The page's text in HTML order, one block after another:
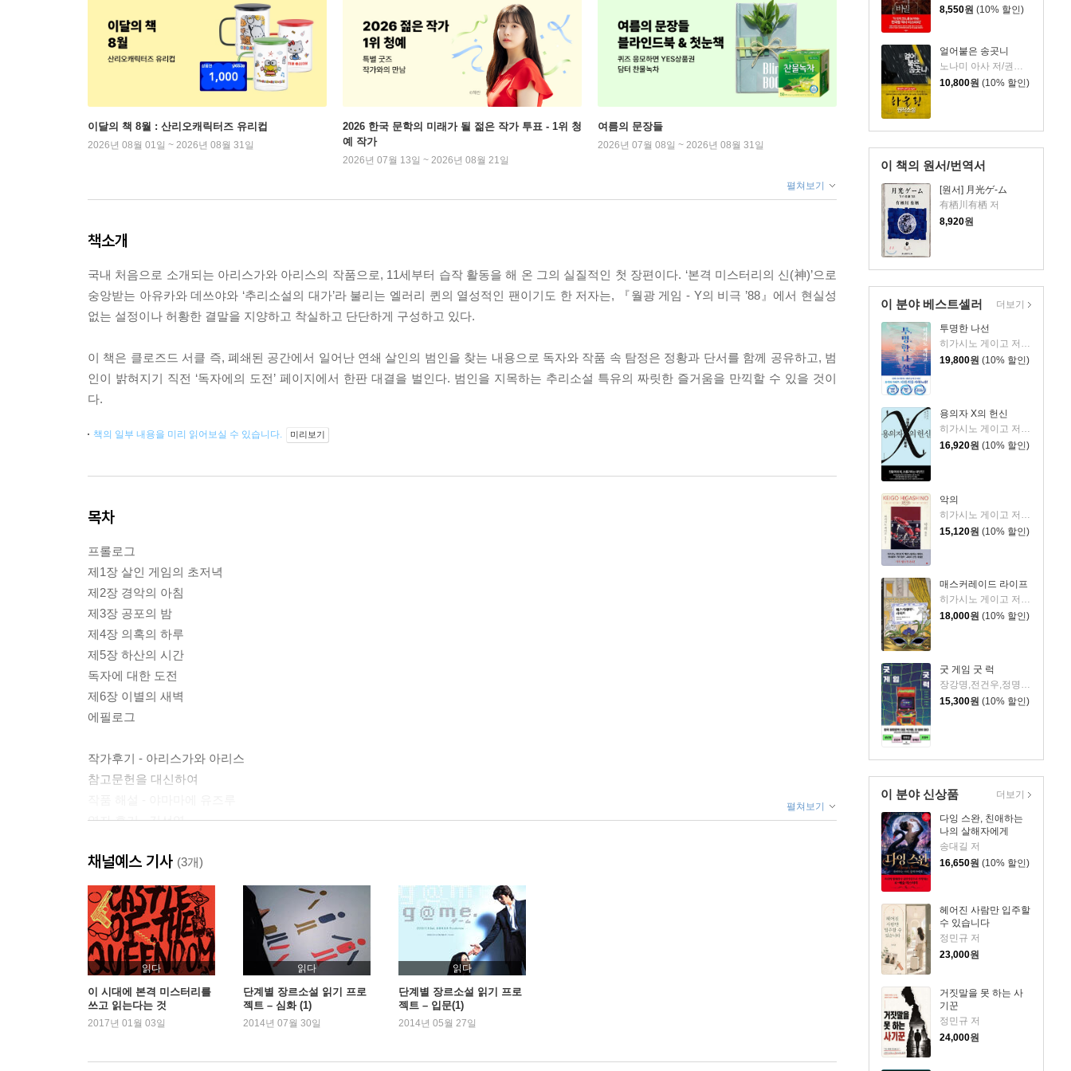
8,550원 (10% 할인)
얼어붙은 송곳니
노나미 아사 저/권영주 역
10,800원 (10% 할인)
이 책의 원서/번역서
[원서] 月光ゲ-ム
有栖川有栖 저
8,920원
이 분야 베스트셀러
투명한 나선
19,800원 (10% 할인)
용의자 X의 헌신
히가시노 게이고 저/양억관 역
16,920원 (10% 할인)
악의
15,120원 (10% 할인)
매스커레이드 라이프
히가시노 게이고 저/김은모 역
18,000원 (10% 할인)
굿 게임 굿 럭
15,300원 (10% 할인)
더보기
이 분야 신상품
다잉 스완, 친애하는
나의 살해자에게
송대길 저
16,650원 (10% 할인)
헤어진 사람만 입주할
수 있습니다
정민규 저
23,000원
거짓말을 못 하는 사
기꾼
정민규 저
24,000원
더보기
이달의 책 8월 : 산리오캐릭터즈 유리컵
2026년 08월 01일 ~ 2026년 08월 31일
2026 한국 문학의 미래가 될 젊은 작가 투표 - 1위 청
예 작가
2026년 07월 13일 ~ 2026년 08월 21일
여름의 문장들
2026년 07월 08일 ~ 2026년 08월 31일
펼쳐보기
책소개
국내 처음으로 소개되는 아리스가와 아리스의 작품으로, 11세부터 습작 활동을 해 온 그의 실질적인 첫 장편이다. ‘본격 미스터리의 신(神)’으로
숭앙받는 아유카와 데쓰야와 ‘추리소설의 대가’라 불리는 엘러리 퀸의 열성적인 팬이기도 한 저자는, 『월광 게임 - Y의 비극 ’88』에서 현실성
없는 설정이나 허황한 결말을 지양하고 착실하고 단단하게 구성하고 있다.
이 책은 클로즈드 서클 즉, 폐쇄된 공간에서 일어난 연쇄 살인의 범인을 찾는 내용으로 독자와 작품 속 탐정은 정황과 단서를 함께 공유하고, 범
인이 밝혀지기 직전 ‘독자에의 도전’ 페이지에서 한판 대결을 벌인다. 범인을 지목하는 추리소설 특유의 짜릿한 즐거움을 만끽할 수 있을 것이
다.
책의 일부 내용을 미리 읽어보실 수 있습니다. 미리보기
목차
프롤로그
제1장 살인 게임의 초저녁
제2장 경악의 아침
제3장 공포의 밤
제4장 의혹의 하루
제5장 하산의 시간
독자에 대한 도전
제6장 이별의 새벽
에필로그
작가후기 - 아리스가와 아리스
참고문헌을 대신하여
역자 후기 - 김선영
펼쳐보기
채널예스 기사 (3개)
읽다
이 시대에 본격 미스터리를
쓰고 읽는다는 것
2017년 01월 03일
읽다
단계별 장르소설 읽기 프로
젝트 – 심화 (1)
2014년 07월 30일
읽다
단계별 장르소설 읽기 프로
젝트 – 입문(1)
2014년 05월 27일